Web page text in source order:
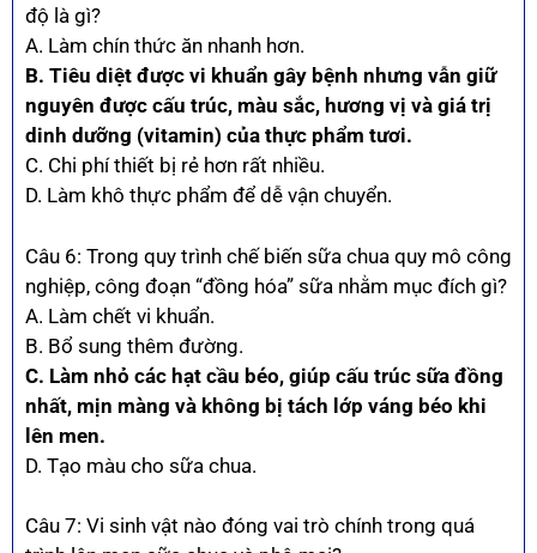
độ là gì?
A. Làm chín thức ăn nhanh hơn.
B. Tiêu diệt được vi khuẩn gây bệnh nhưng vẫn giữ
nguyên được cấu trúc, màu sắc, hương vị và giá trị
dinh dưỡng (vitamin) của thực phẩm tươi.
C. Chi phí thiết bị rẻ hơn rất nhiều.
D. Làm khô thực phẩm để dễ vận chuyển.
Câu 6: Trong quy trình chế biến sữa chua quy mô công
nghiệp, công đoạn “đồng hóa” sữa nhằm mục đích gì?
A. Làm chết vi khuẩn.
B. Bổ sung thêm đường.
C. Làm nhỏ các hạt cầu béo, giúp cấu trúc sữa đồng
nhất, mịn màng và không bị tách lớp váng béo khi
lên men.
D. Tạo màu cho sữa chua.
Câu 7: Vi sinh vật nào đóng vai trò chính trong quá